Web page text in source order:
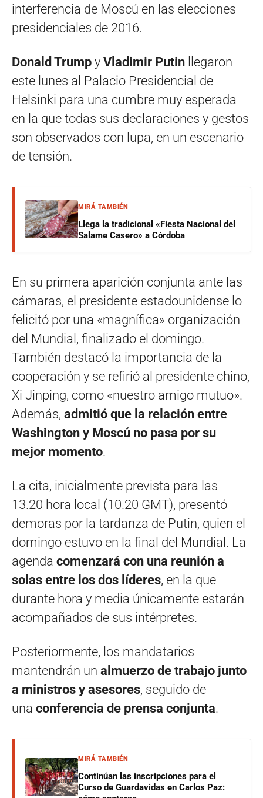
interferencia de Moscú en las elecciones
presidenciales de 2016.
Donald Trump y Vladimir Putin llegaron
este lunes al Palacio Presidencial de
Helsinki para una cumbre muy esperada
en la que todas sus declaraciones y gestos
son observados con lupa, en un escenario
de tensión.
MIRÁ TAMBIÉN
Llega la tradicional «Fiesta Nacional del
Salame Casero» a Córdoba
En su primera aparición conjunta ante las
cámaras, el presidente estadounidense lo
felicitó por una «magnífica» organización
del Mundial, finalizado el domingo.
También destacó la importancia de la
cooperación y se refirió al presidente chino,
Xi Jinping, como «nuestro amigo mutuo».
Además, admitió que la relación entre
Washington y Moscú no pasa por su
mejor momento.
La cita, inicialmente prevista para las
13.20 hora local (10.20 GMT), presentó
demoras por la tardanza de Putin, quien el
domingo estuvo en la final del Mundial. La
agenda comenzará con una reunión a
solas entre los dos líderes, en la que
durante hora y media únicamente estarán
acompañados de sus intérpretes.
Posteriormente, los mandatarios
mantendrán un almuerzo de trabajo junto
a ministros y asesores, seguido de
una conferencia de prensa conjunta.
MIRÁ TAMBIÉN
Continúan las inscripciones para el
Curso de Guardavidas en Carlos Paz: